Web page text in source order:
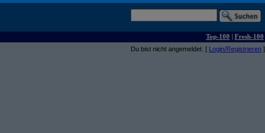
Top-100 | Fresh-100
Du bist nicht angemeldet. [ Login/Registrieren ]